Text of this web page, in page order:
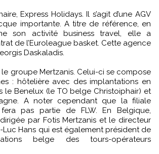
Express Holidays. Il s’agit d’une AGV
importante. A titre de référence, en
son activité business travel, elle a
de l’Euroleague basket. Cette agence
Daskaladis.
le groupe Mertzanis. Celui-ci se compose
: hôtelière avec des implantations en
le Benelux (le TO belge Christoiphair) et
A noter cependant que la filiale
pas partie de FLW. En Belgique,
par Fotis Mertzanis et le directeur
Luc Hans qui est également président de
belge des tours-opérateurs